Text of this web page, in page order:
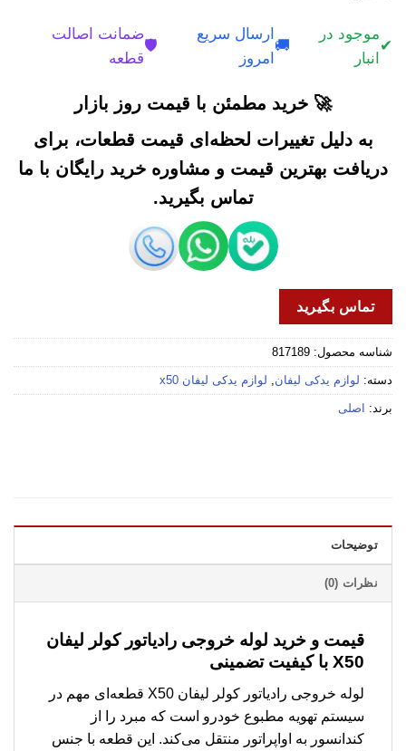
✔
موجود در
انبار
🚚
ارسال سریع
امروز
🛡️
ضمانت اصالت
قطعه
🚀 خرید مطمئن با قیمت روز بازار
به دلیل تغییرات لحظه‌ای قیمت قطعات، برای
دریافت بهترین قیمت و مشاوره خرید رایگان با ما
تماس بگیرید.
تماس بگیرید
شناسه محصول: 817189
دسته: لوازم یدکی لیفان, لوازم یدکی لیفان x50
برند: اصلی
توضیحات
نظرات (0)
قیمت و خرید لوله خروجی رادیاتور کولر لیفان
X50 با کیفیت تضمینی
لوله خروجی رادیاتور کولر لیفان X50 قطعه‌ای مهم در
سیستم تهویه مطبوع خودرو است که مبرد را از
کندانسور به اواپراتور منتقل می‌کند. این قطعه با جنس